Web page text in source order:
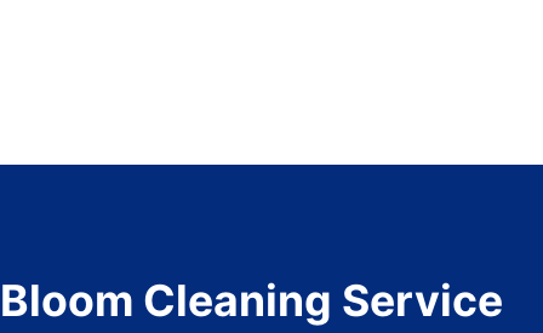
Bloom Cleaning Service